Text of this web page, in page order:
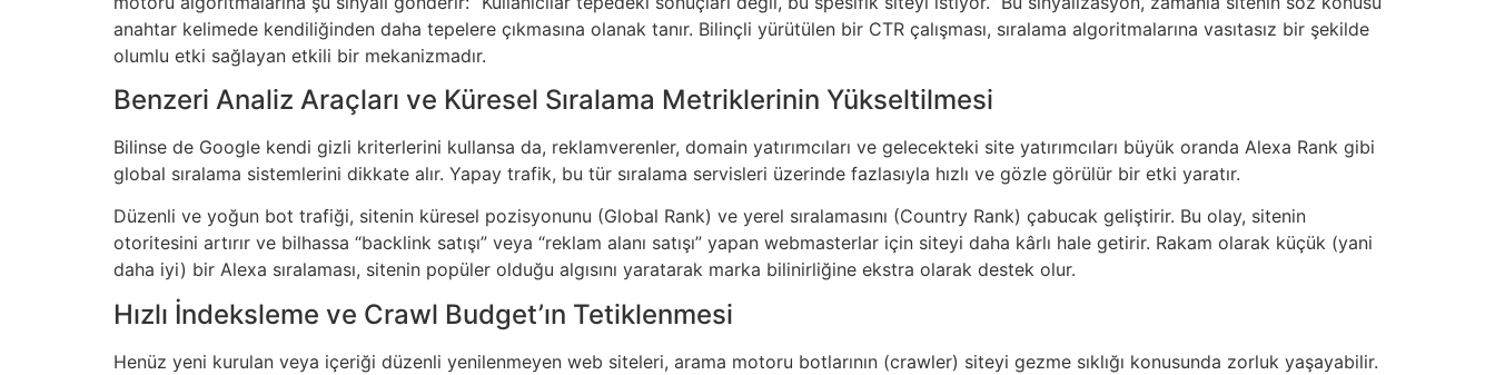
anahtar kelimede kendiliğinden daha tepelere çıkmasına olanak tanır. Bilinçli yürütülen bir CTR çalışması, sıralama algoritmalarına vasıtasız bir şekilde
olumlu etki sağlayan etkili bir mekanizmadır.
Benzeri Analiz Araçları ve Küresel Sıralama Metriklerinin Yükseltilmesi
Bilinse de Google kendi gizli kriterlerini kullansa da, reklamverenler, domain yatırımcıları ve gelecekteki site yatırımcıları büyük oranda Alexa Rank gibi
global sıralama sistemlerini dikkate alır. Yapay trafik, bu tür sıralama servisleri üzerinde fazlasıyla hızlı ve gözle görülür bir etki yaratır.
Düzenli ve yoğun bot trafiği, sitenin küresel pozisyonunu (Global Rank) ve yerel sıralamasını (Country Rank) çabucak geliştirir. Bu olay, sitenin
otoritesini artırır ve bilhassa “backlink satışı” veya “reklam alanı satışı” yapan webmasterlar için siteyi daha kârlı hale getirir. Rakam olarak küçük (yani
daha iyi) bir Alexa sıralaması, sitenin popüler olduğu algısını yaratarak marka bilinirliğine ekstra olarak destek olur.
Hızlı İndeksleme ve Crawl Budget’ın Tetiklenmesi
Henüz yeni kurulan veya içeriği düzenli yenilenmeyen web siteleri, arama motoru botlarının (crawler) siteyi gezme sıklığı konusunda zorluk yaşayabilir.